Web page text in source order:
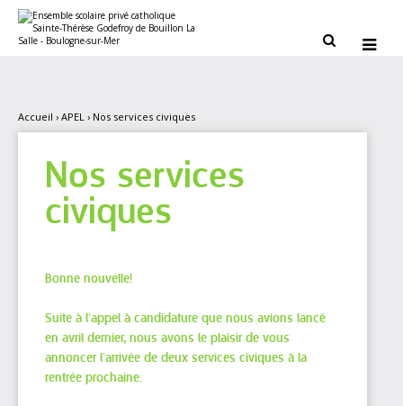
contenu.
personnels
 
Accueil › APEL › Nos services civiques
Nos services
civiques
Bonne nouvelle!
Suite à l’appel à candidature que nous avions lancé
en avril dernier, nous avons le plaisir de vous
annoncer l’arrivée de deux services civiques à la
rentrée prochaine.